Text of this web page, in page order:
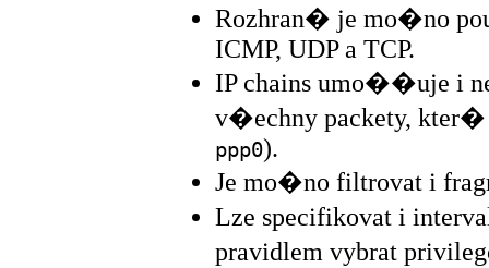
Rozhran� je mo�no
ICMP, UDP a TCP.
IP chains umo��uje i
v�echny packety,
ppp0).
Je mo�no filtrovat i
Lze specifikovat i
pravidlem vybrat